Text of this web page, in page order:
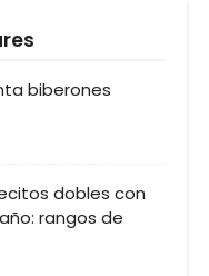
biberones
dobles con
rangos de